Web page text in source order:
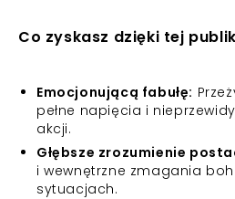
Co zyskasz dzięki tej
Emocjonującą fabułę:
pełne napięcia i
akcji.
Głębsze zrozumienie
i wewnętrzne zmagania
sytuacjach.